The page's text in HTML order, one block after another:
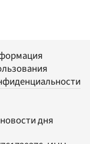
дня